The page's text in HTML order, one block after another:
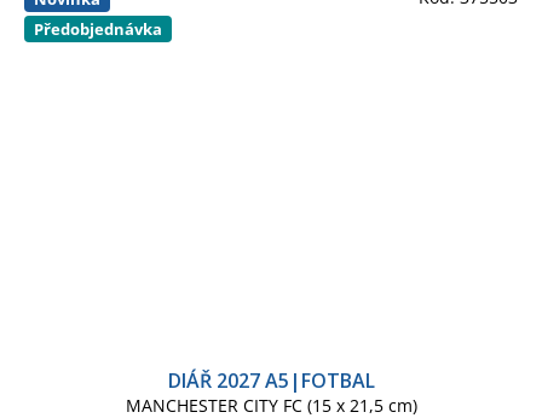
Předobjednávka
DIÁŘ 2027 A5|FOTBAL
MANCHESTER CITY FC (15 x 21,5 cm)